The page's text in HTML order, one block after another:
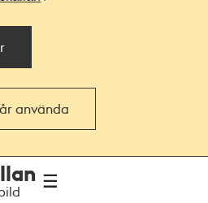
använda